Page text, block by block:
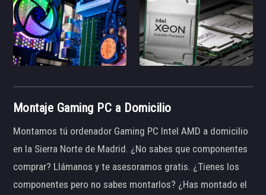
Montaje Gaming PC a Domicilio
Montamos tú ordenador Gaming PC Intel AMD a domicilio
en la Sierra Norte de Madrid. ¿No sabes que componentes
comprar? Llámanos y te asesoramos gratis. ¿Tienes los
componentes pero no sabes montarlos? ¿Has montado el